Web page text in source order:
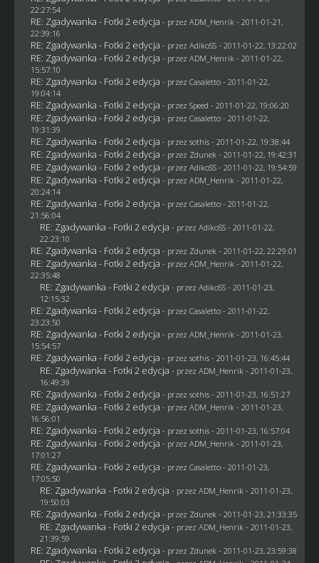
22:27:54
RE: Zgadywanka - Fotki 2 edycja - przez ADM_Henrik - 2011-01-21,
22:39:16
RE: Zgadywanka - Fotki 2 edycja - przez AdikoSS - 2011-01-22, 13:22:02
RE: Zgadywanka - Fotki 2 edycja - przez ADM_Henrik - 2011-01-22,
15:57:10
RE: Zgadywanka - Fotki 2 edycja - przez Casaletto- 2011-01-22,
19:04:14
RE: Zgadywanka - Fotki 2 edycja - przez Speed - 2011-01-22, 19:06:20
RE: Zgadywanka - Fotki 2 edycja - przez Casaletto- 2011-01-22,
19:31:39
RE: Zgadywanka - Fotki 2 edycja - przez sothis- 2011-01-22, 19:38:44
RE: Zgadywanka - Fotki 2 edycja - przez Zdunek - 2011-01-22, 19:42:31
RE: Zgadywanka - Fotki 2 edycja - przez AdikoSS - 2011-01-22, 19:54:59
RE: Zgadywanka - Fotki 2 edycja - przez ADM_Henrik - 2011-01-22,
20:24:14
RE: Zgadywanka - Fotki 2 edycja - przez Casaletto- 2011-01-22,
21:56:04
RE: Zgadywanka - Fotki 2 edycja - przez AdikoSS - 2011-01-22,
22:23:10
RE: Zgadywanka - Fotki 2 edycja - przez Zdunek - 2011-01-22, 22:29:01
RE: Zgadywanka - Fotki 2 edycja - przez ADM_Henrik - 2011-01-22,
22:35:48
RE: Zgadywanka - Fotki 2 edycja - przez AdikoSS - 2011-01-23,
12:15:32
RE: Zgadywanka - Fotki 2 edycja - przez Casaletto- 2011-01-22,
23:23:50
RE: Zgadywanka - Fotki 2 edycja - przez ADM_Henrik - 2011-01-23,
15:54:57
RE: Zgadywanka - Fotki 2 edycja - przez sothis- 2011-01-23, 16:45:44
RE: Zgadywanka - Fotki 2 edycja - przez ADM_Henrik - 2011-01-23,
16:49:39
RE: Zgadywanka - Fotki 2 edycja - przez sothis- 2011-01-23, 16:51:27
RE: Zgadywanka - Fotki 2 edycja - przez ADM_Henrik - 2011-01-23,
16:56:01
RE: Zgadywanka - Fotki 2 edycja - przez sothis- 2011-01-23, 16:57:04
RE: Zgadywanka - Fotki 2 edycja - przez ADM_Henrik - 2011-01-23,
17:01:27
RE: Zgadywanka - Fotki 2 edycja - przez Casaletto- 2011-01-23,
17:05:50
RE: Zgadywanka - Fotki 2 edycja - przez ADM_Henrik - 2011-01-23,
19:50:03
RE: Zgadywanka - Fotki 2 edycja - przez Zdunek - 2011-01-23, 21:33:35
RE: Zgadywanka - Fotki 2 edycja - przez ADM_Henrik - 2011-01-23,
21:39:59
RE: Zgadywanka - Fotki 2 edycja - przez Zdunek - 2011-01-23, 23:59:38